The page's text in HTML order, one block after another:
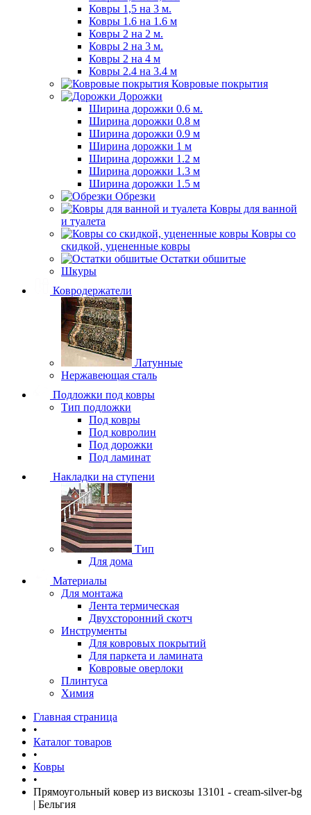
Ковры 1,5 на 3 м.
Ковры 1.6 на 1.6 м
Ковры 2 на 2 м.
Ковры 2 на 3 м.
Ковры 2 на 4 м
Ковры 2.4 на 3.4 м
Ковровые покрытия
Дорожки
Ширина дорожки 0.6 м.
Ширина дорожки 0.8 м
Ширина дорожки 0.9 м
Ширина дорожки 1 м
Ширина дорожки 1.2 м
Ширина дорожки 1.3 м
Ширина дорожки 1.5 м
Обрезки
Ковры для ванной
и туалета
Ковры со
скидкой, уцененные ковры
Остатки обшитые
Шкуры
Ковродержатели
Латунные
Нержавеющая сталь
Подложки под ковры
Тип подложки
Под ковры
Под ковролин
Под дорожки
Под ламинат
Накладки на ступени
Тип
Для дома
Материалы
Для монтажа
Лента термическая
Двухсторонний скотч
Инструменты
Для ковровых покрытий
Для паркета и ламината
Ковровые оверлоки
Плинтуса
Химия
Главная страница
•
Каталог товаров
•
Ковры
•
Прямоугольный ковер из вискозы 13101 - cream-silver-bg
| Бельгия